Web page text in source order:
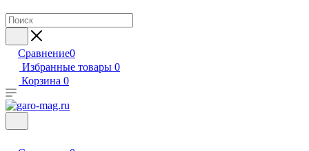
Сравнение0
Избранные товары 0
Корзина 0